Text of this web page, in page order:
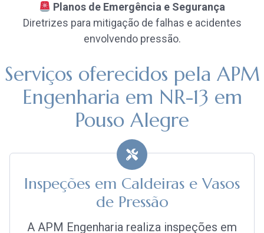
Planos de Emergência e Segurança
Diretrizes para mitigação de falhas e acidentes
envolvendo pressão.
Serviços oferecidos pela APM
Engenharia em NR-13 em
Pouso Alegre
Inspeções em Caldeiras e Vasos
de Pressão
A APM Engenharia realiza inspeções em